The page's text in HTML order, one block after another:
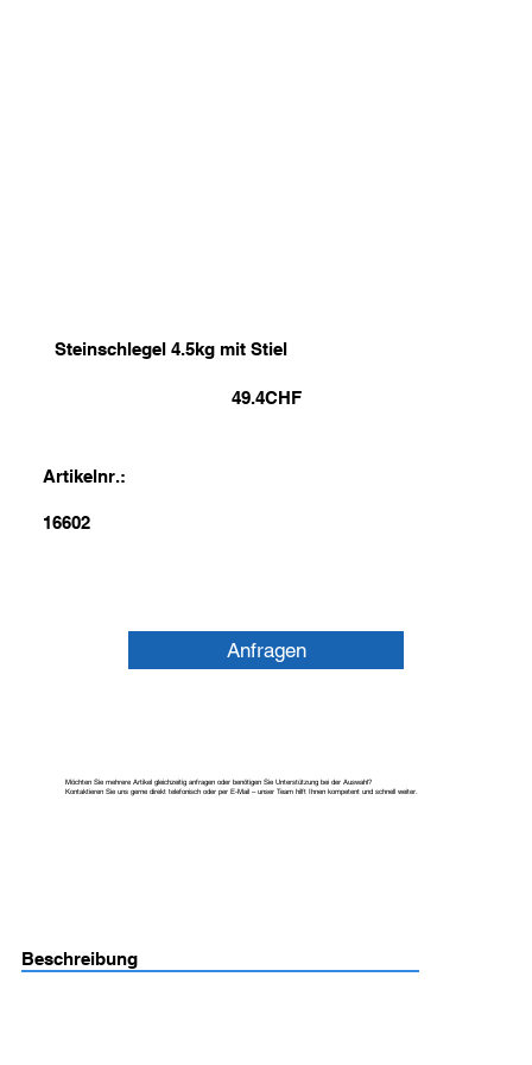
Steinschlegel 4.5kg mit Stiel
49.4CHF
Artikelnr.:
16602
Anfragen
Möchten Sie mehrere Artikel gleichzeitig anfragen oder benötigen Sie Unterstützung bei der Auswahl?
Kontaktieren Sie uns gerne direkt telefonisch oder per E-Mail – unser Team hilft Ihnen kompetent und schnell weiter.
Beschreibung